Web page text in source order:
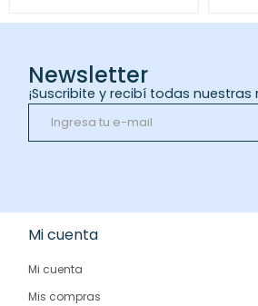
Newsletter
¡Suscribite y recibí todas nuestras
Mi cuenta
Mi cuenta
Mis compras